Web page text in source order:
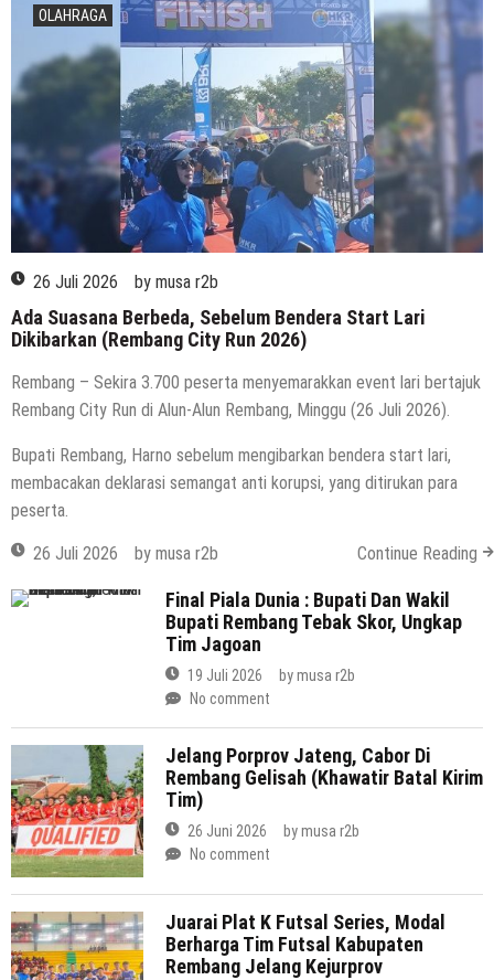
OLAHRAGA
26 Juli 2026 by musa r2b
Ada Suasana Berbeda, Sebelum Bendera Start Lari
Dikibarkan (Rembang City Run 2026)
Rembang – Sekira 3.700 peserta menyemarakkan event lari bertajuk
Rembang City Run di Alun-Alun Rembang, Minggu (26 Juli 2026).
Bupati Rembang, Harno sebelum mengibarkan bendera start lari,
membacakan deklarasi semangat anti korupsi, yang ditirukan para
peserta.
26 Juli 2026 by musa r2b Continue Reading
Final Piala Dunia : Bupati Dan Wakil
Bupati Rembang Tebak Skor, Ungkap
Tim Jagoan
19 Juli 2026 bymusa r2b
No comment
Jelang Porprov Jateng, Cabor Di
Rembang Gelisah (Khawatir Batal Kirim
Tim)
26 Juni 2026 bymusa r2b
No comment
Juarai Plat K Futsal Series, Modal
Berharga Tim Futsal Kabupaten
Rembang Jelang Kejurprov